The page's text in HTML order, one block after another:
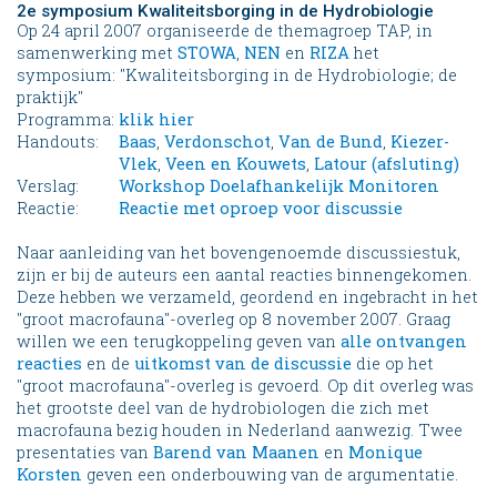
2e symposium Kwaliteitsborging in de Hydrobiologie
Op 24 april 2007 organiseerde de themagroep TAP, in
samenwerking met STOWA, NEN en RIZA het
symposium: "Kwaliteitsborging in de Hydrobiologie; de
praktijk"
Programma: klik hier
Handouts:
Baas, Verdonschot, Van de Bund, Kiezer-
Vlek, Veen en Kouwets, Latour (afsluting)
Verslag:
Workshop Doelafhankelijk Monitoren
Reactie:
Reactie met oproep voor discussie
Naar aanleiding van het bovengenoemde discussiestuk,
zijn er bij de auteurs een aantal reacties binnengekomen.
Deze hebben we verzameld, geordend en ingebracht in het
"groot macrofauna"-overleg op 8 november 2007. Graag
willen we een terugkoppeling geven van alle ontvangen
reacties en de uitkomst van de discussie die op het
"groot macrofauna"-overleg is gevoerd. Op dit overleg was
het grootste deel van de hydrobiologen die zich met
macrofauna bezig houden in Nederland aanwezig. Twee
presentaties van Barend van Maanen en Monique
Korsten geven een onderbouwing van de argumentatie.